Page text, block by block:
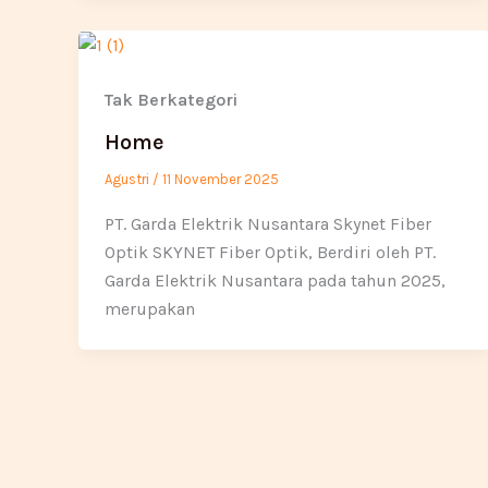
Tak Berkategori
Home
Agustri / 11 November 2025
PT. Garda Elektrik Nusantara Skynet Fiber
Optik SKYNET Fiber Optik, Berdiri oleh PT.
Garda Elektrik Nusantara pada tahun 2025,
merupakan